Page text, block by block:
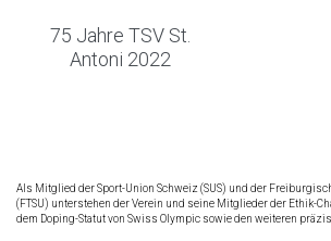
75 Jahre TSV St.
Antoni 2022
Als Mitglied der Sport-Union Schweiz (SUS) und der
(FTSU) unterstehen der Verein und seine Mitglieder der Ethik-
dem Doping-Statut von Swiss Olympic sowie den weiteren